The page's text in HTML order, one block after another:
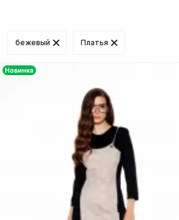
бежевый Платья
Новинка